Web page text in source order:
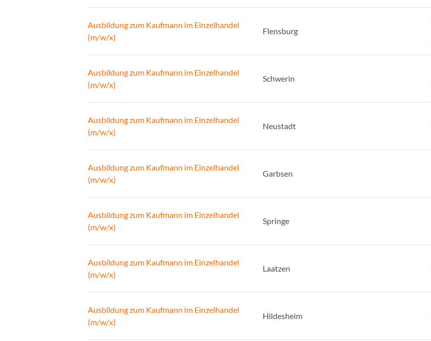
Ausbildung zum Kaufmann im Einzelhandel
(m/w/x)
Flensburg
Ausbildung zum Kaufmann im Einzelhandel
(m/w/x)
Schwerin
Ausbildung zum Kaufmann im Einzelhandel
(m/w/x)
Neustadt
Ausbildung zum Kaufmann im Einzelhandel
(m/w/x)
Garbsen
Ausbildung zum Kaufmann im Einzelhandel
(m/w/x)
Springe
Ausbildung zum Kaufmann im Einzelhandel
(m/w/x)
Laatzen
Ausbildung zum Kaufmann im Einzelhandel
(m/w/x)
Hildesheim